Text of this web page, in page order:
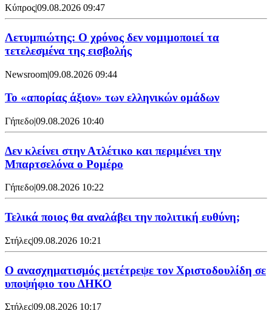
Κύπρος|09.08.2026 09:47
Λετυμπιώτης: Ο χρόνος δεν νομιμοποιεί τα
τετελεσμένα της εισβολής
Newsroom|09.08.2026 09:44
Το «απορίας άξιον» των ελληνικών ομάδων
Γήπεδο|09.08.2026 10:40
Δεν κλείνει στην Ατλέτικο και περιμένει την
Μπαρτσελόνα ο Ρομέρο
Γήπεδο|09.08.2026 10:22
Τελικά ποιος θα αναλάβει την πολιτική ευθύνη;
Στήλες|09.08.2026 10:21
Ο ανασχηματισμός μετέτρεψε τον Χριστοδουλίδη σε
υποψήφιο του ΔΗΚΟ
Στήλες|09.08.2026 10:17